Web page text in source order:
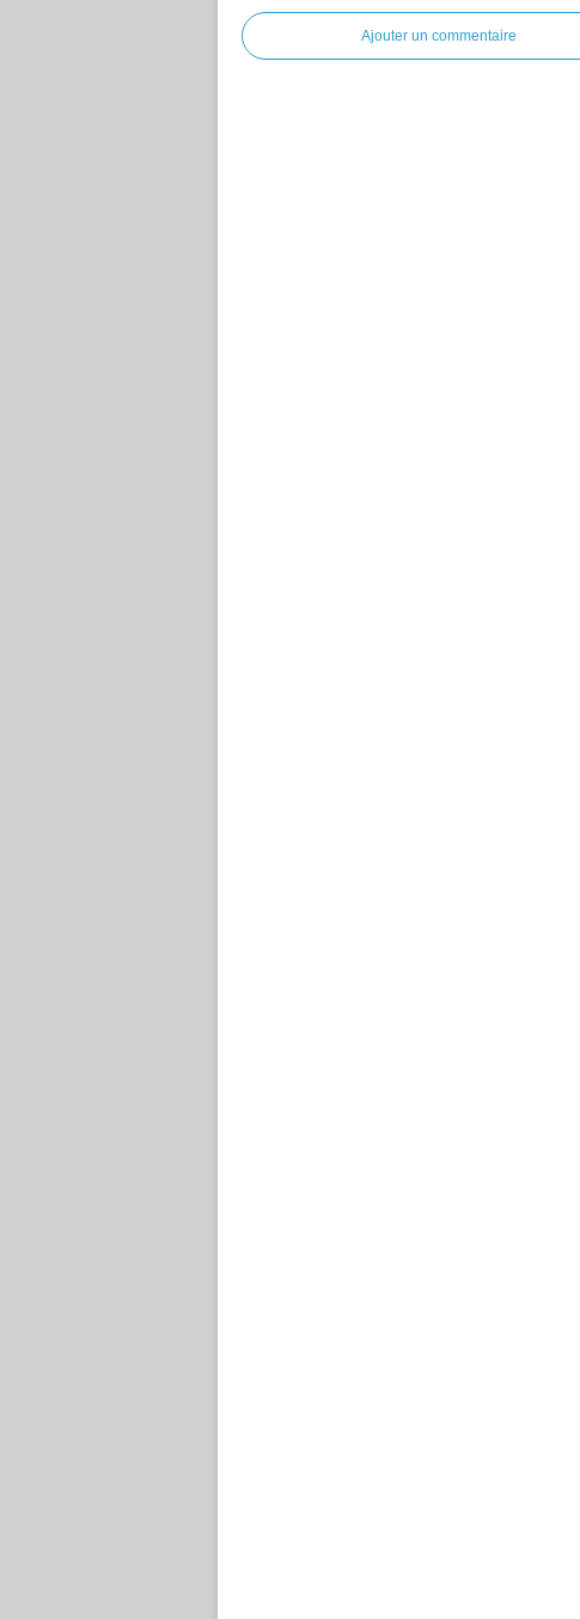
Ajouter un commentaire